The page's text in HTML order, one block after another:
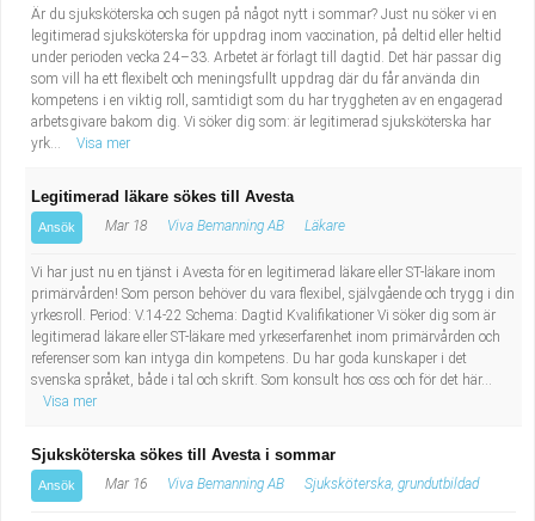
Är du sjuksköterska och sugen på något nytt i sommar? Just nu söker vi en
legitimerad sjuksköterska för uppdrag inom vaccination, på deltid eller heltid
under perioden vecka 24–33. Arbetet är förlagt till dagtid. Det här passar dig
som vill ha ett flexibelt och meningsfullt uppdrag där du får använda din
kompetens i en viktig roll, samtidigt som du har tryggheten av en engagerad
arbetsgivare bakom dig. Vi söker dig som: är legitimerad sjuksköterska har
yrk...
Visa mer
Legitimerad läkare sökes till Avesta
Ansök Mar 18 Viva Bemanning AB Läkare
Vi har just nu en tjänst i Avesta för en legitimerad läkare eller ST-läkare inom
primärvården! Som person behöver du vara flexibel, självgående och trygg i din
yrkesroll. Period: V.14-22 Schema: Dagtid Kvalifikationer Vi söker dig som är
legitimerad läkare eller ST-läkare med yrkeserfarenhet inom primärvården och
referenser som kan intyga din kompetens. Du har goda kunskaper i det
svenska språket, både i tal och skrift. Som konsult hos oss och för det här...
Visa mer
Sjuksköterska sökes till Avesta i sommar
Ansök Mar 16 Viva Bemanning AB Sjuksköterska, grundutbildad